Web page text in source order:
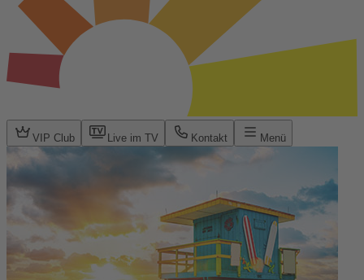
VIP Club Live im TV Kontakt Menü